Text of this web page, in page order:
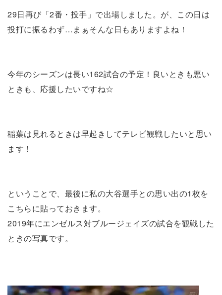
29日再び「2番・投手」で出場しました。が、この日は
投打に振るわず…まぁそんな日もありますよね！
今年のシーズンは長い162試合の予定！良いときも悪い
ときも、応援したいですね☆
稲葉は見れるときは早起きしてテレビ観戦したいと思い
ます！
ということで、最後に私の大谷選手との思い出の1枚を
こちらに貼っておきます。
2019年にエンゼルス対ブルージェイズの試合を観戦した
ときの写真です。